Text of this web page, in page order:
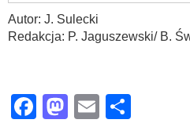
Autor: J. Sulecki
Redakcja: P. Jaguszewski/ B.
Facebook
Mastodon
Email